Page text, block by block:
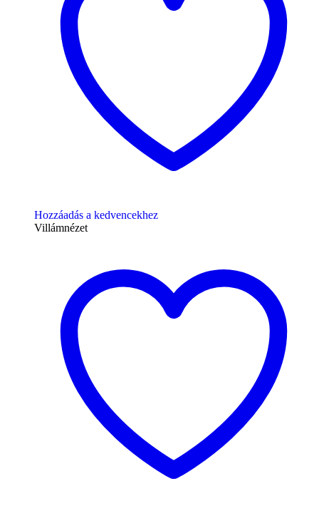
Hozzáadás a kedvencekhez
Villámnézet